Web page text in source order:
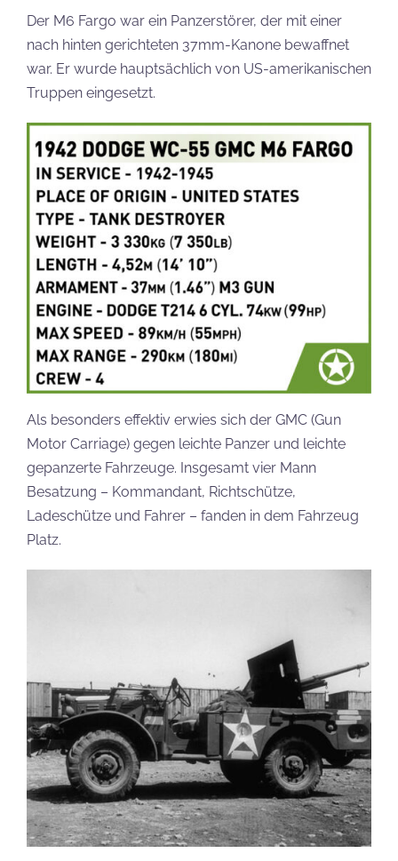
Der M6 Fargo war ein Panzerstörer, der mit einer
nach hinten gerichteten 37mm-Kanone bewaffnet
war. Er wurde hauptsächlich von US-amerikanischen
Truppen eingesetzt.
Als besonders effektiv erwies sich der GMC (Gun
Motor Carriage) gegen leichte Panzer und leichte
gepanzerte Fahrzeuge. Insgesamt vier Mann
Besatzung – Kommandant, Richtschütze,
Ladeschütze und Fahrer – fanden in dem Fahrzeug
Platz.